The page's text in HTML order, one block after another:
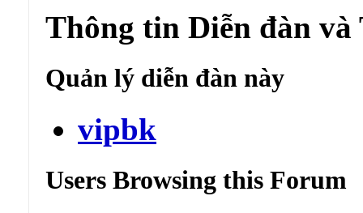
Thông tin Diễn đàn và
Quản lý diễn đàn này
vipbk
Users Browsing this Forum